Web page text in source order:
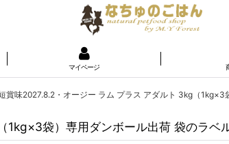
マイページ
賞味2027.8.2・オージー ラム プラス アダルト 3kg（
袋）専用ダンボール出荷 袋のラベ